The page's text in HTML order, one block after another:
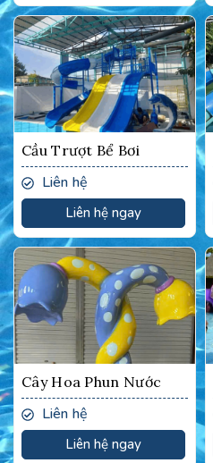
Cầu Trượt Bể Bơi
Liên hệ
Liên hệ ngay
Cây Hoa Phun Nước
Liên hệ
Liên hệ ngay